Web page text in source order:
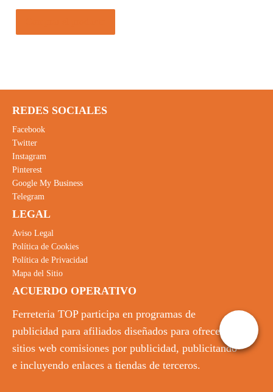
REDES SOCIALES
Facebook
Twitter
Instagram
Pinterest
Google My Business
Telegram
LEGAL
Aviso Legal
Política de Cookies
Política de Privacidad
Mapa del Sitio
ACUERDO OPERATIVO
Ferreteria TOP participa en programas de
publicidad para afiliados diseñados para ofrecer a
sitios web comisiones por publicidad, publicitando
e incluyendo enlaces a tiendas de terceros.